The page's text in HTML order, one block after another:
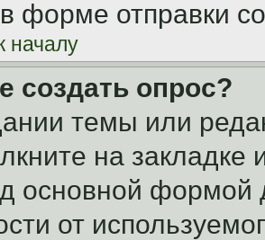
в форме отправки
началу
создать опрос?
темы или
на
основной формой
от